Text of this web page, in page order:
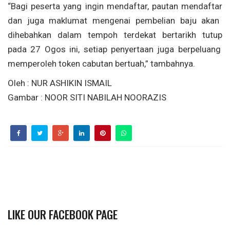
“Bagi peserta yang ingin mendaftar, pautan mendaftar
dan juga maklumat mengenai pembelian baju akan
dihebahkan dalam tempoh terdekat bertarikh
tutup
pada 27 Ogos ini, setiap penyertaan juga berpeluang
memperoleh token cabutan bertuah,” tambahnya.
Oleh : NUR ASHIKIN ISMAIL
Gambar : NOOR SITI NABILAH NOORAZIS
LIKE OUR FACEBOOK PAGE